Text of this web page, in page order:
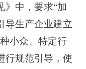
》中，要求“加
导生产企业建立
小众、特定行
行规范引导，使